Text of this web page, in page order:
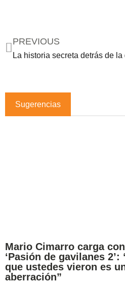
PREVIOUS
Sugerencias
Mario Cimarro carga
‘Pasión de gavilanes 2’:
que ustedes vieron es
aberración”